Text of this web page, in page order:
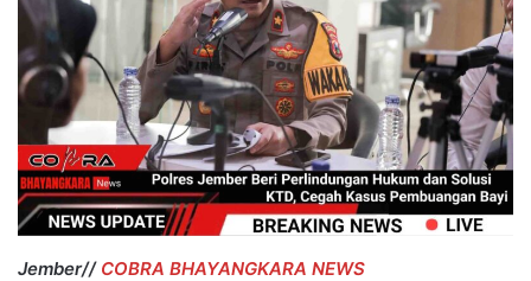
Jember// COBRA BHAYANGKARA NEWS